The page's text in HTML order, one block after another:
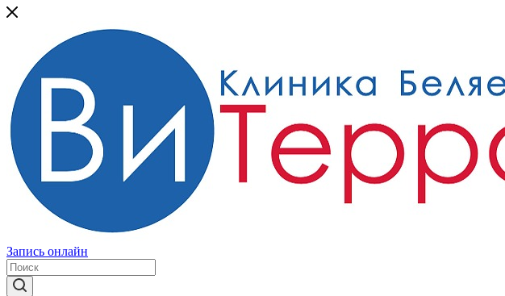
Запись онлайн